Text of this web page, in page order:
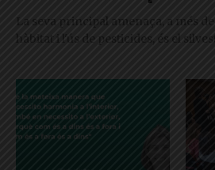
La seva principal amenaça, a més
hàbitat i l'ús de pesticides, és el